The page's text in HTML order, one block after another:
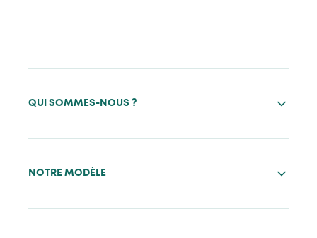
QUI SOMMES-NOUS ?
NOTRE MODÈLE